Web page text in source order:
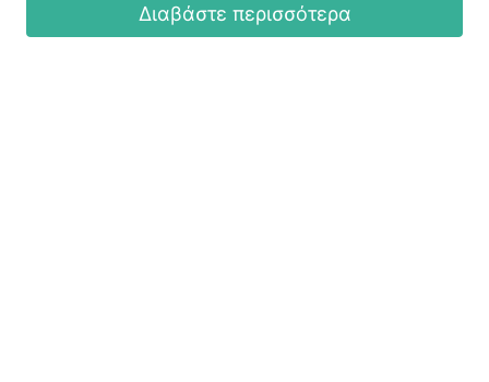
Διαβάστε περισσότερα